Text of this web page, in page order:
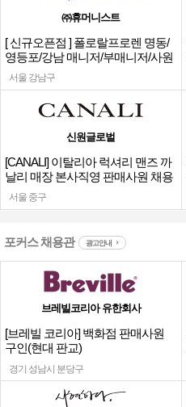
㈜휴머니스트
[ 신규오픈점 ] 폴로랄프로렌 명동/
영등포/강남 매니저/부매니저/사원
서울 강남구
신원글로벌
[CANALI] 이탈리아 럭셔리 맨즈 까
날리 매장 본사직영 판매사원 채용
서울 중구
포커스 채용관 광고안내
브레빌코리아 유한회사
[브레빌 코리아] 백화점 판매사원
구인(현대 판교)
경기 성남시 분당구